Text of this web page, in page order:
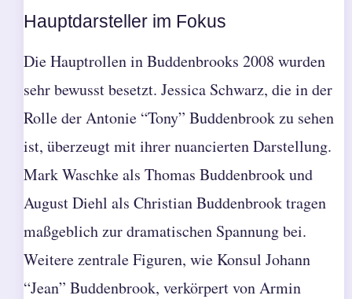
Hauptdarsteller im Fokus
Die Hauptrollen in Buddenbrooks 2008 wurden
sehr bewusst besetzt. Jessica Schwarz, die in der
Rolle der Antonie “Tony” Buddenbrook zu sehen
ist, überzeugt mit ihrer nuancierten Darstellung.
Mark Waschke als Thomas Buddenbrook und
August Diehl als Christian Buddenbrook tragen
maßgeblich zur dramatischen Spannung bei.
Weitere zentrale Figuren, wie Konsul Johann
“Jean” Buddenbrook, verkörpert von Armin